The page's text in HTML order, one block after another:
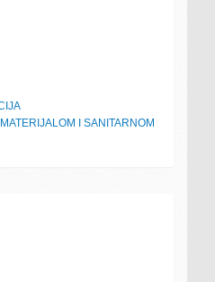
I SANITARNOM